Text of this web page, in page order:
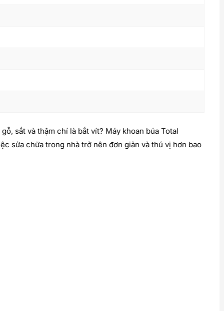
sắt và thậm chí là bắt vít? Máy khoan búa Total
sửa chữa trong nhà trở nên đơn giản và thú vị hơn bao